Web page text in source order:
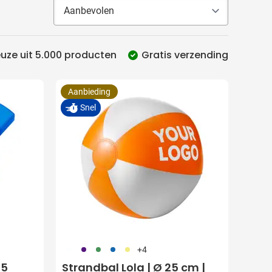
uit 5.000 producten Gratis verzending
024 004 005 006 +4
Strandbal Lola | Ø 25 cm |
Aanbieding
Snel